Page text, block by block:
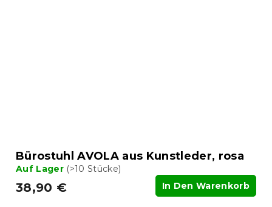
Bürostuhl AVOLA aus Kunstleder, rosa
Auf Lager (>10 Stücke)
38,90 € In Den Warenkorb